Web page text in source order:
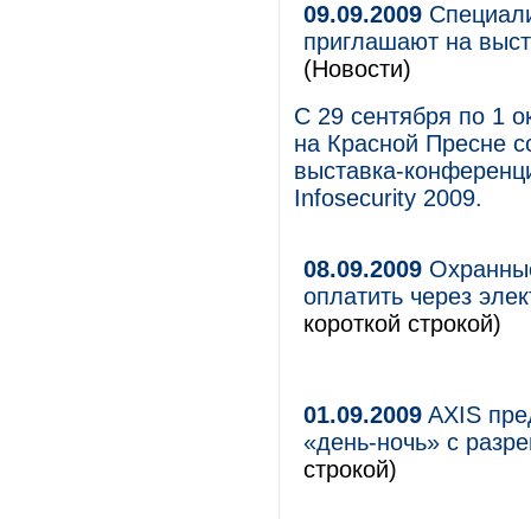
09.09.2009
приглашают на
(Новости)
С 29 сентября по 1
на Красной Пресне
выставка-
Infosecurity 2009.
08.09.2009
оплатить через
короткой строкой)
01.09.2009 AXIS
«день-ночь» с
строкой)